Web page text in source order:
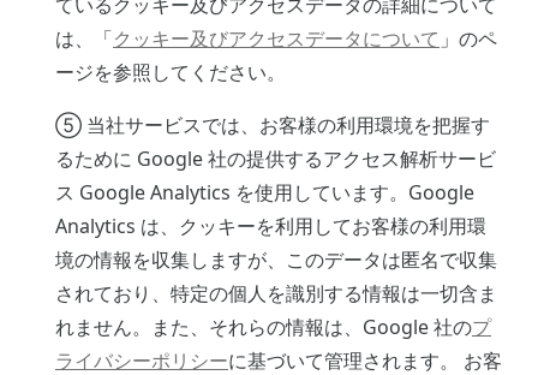
は、「クッキー及びアクセスデータについて 」のペ
ージを参照してください。
⑤ 当社サービスでは、お客様の利用環境を把握す
るために Google 社の提供するアクセス解析サービ
ス Google Analytics を使用しています。Google
Analytics は、クッキーを利用してお客様の利用環
境の情報を収集しますが、このデータは匿名で収集
されており、特定の個人を識別する情報は一切含ま
れません。また、それらの情報は、Google 社のプ
ライバシーポリシーに基づいて管理されます。 お客